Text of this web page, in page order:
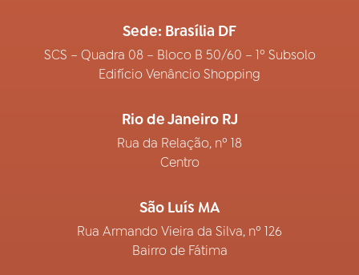
Sede: Brasília DF
SCS – Quadra 08 – Bloco B 50/60 – 1º Subsolo
Edifício Venâncio Shopping
Rio de Janeiro RJ
Rua da Relação, nº 18
Centro
São Luís MA
Rua Armando Vieira da Silva, nº 126
Bairro de Fátima